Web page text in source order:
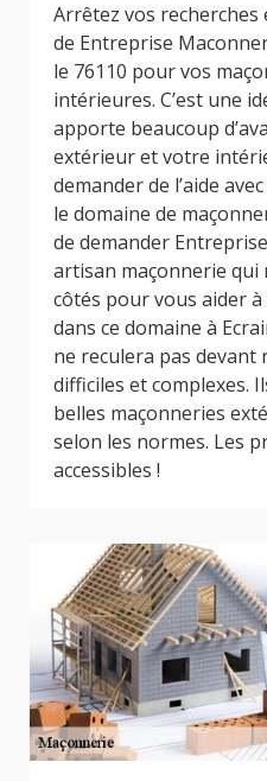
Arrêtez vos recherches
de Entreprise
le 76110 pour vos
intérieures. C’est une
apporte beaucoup
extérieur et votre
demander de l’aide
le domaine de
de demander
artisan maçonnerie
côtés pour vous aider
dans ce domaine à
ne reculera pas devant
difficiles et complexes.
belles maçonneries
selon les normes. Les
accessibles !